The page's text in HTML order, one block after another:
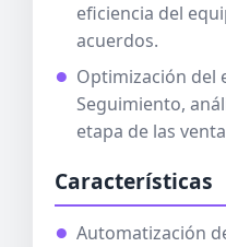
eficiencia del
acuerdos.
Optimización del
Seguimiento,
etapa de las
Características
Automatización